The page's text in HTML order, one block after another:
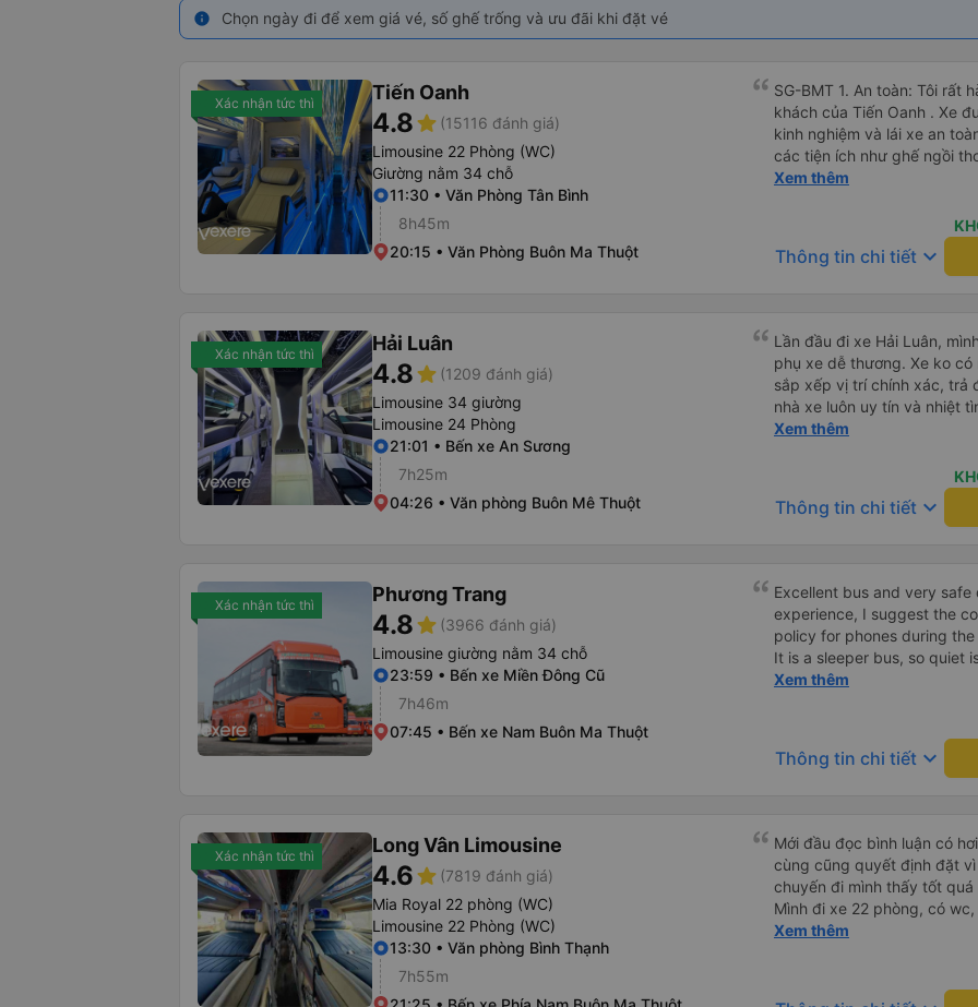
info Chọn ngày đi để xem giá vé, số ghế trống và ưu đãi khi đặt vé
Xác nhận tức thì Tiến Oanh
4.8star (15116 đánh giá)
Limousine 22 Phòng (WC)
Giường nằm 34 chỗ
11:30 • Văn Phòng Tân Bình
8h45m
20:15 • Văn Phòng Buôn Ma Thuột
SG-BMT 1. An toàn: Tôi rất hài lòng về chất lượng của xe
khách của Tiến Oanh . Xe
kinh nghiệm và lái xe an toàn. 2. Tiện nghi: cung cấp đầy
các tiện ích như ghế ngồi
độ cao và cổng sạc điện thoại di động. 3.
khách rất hợp lý và phù
cung cấp. 5. Thái độ phục vụ: Nhân viên và tài xế rất nhiệt
họ đáp ứng đầy đủ nhu
của họ trong tương lai nếu
Xem thêm
Thông tin chi tiết keyboard_arrow_down
Xác nhận tức thì Hải Luân
4.8star (1209 đánh giá)
Limousine 34 giường
Limousine 24 Phòng
21:01 • Bến xe An Sương
7h25m
04:26 • Văn phòng Buôn Mê Thuột
Lần đầu đi xe Hải Luân,
phụ xe dễ thương. Xe ko
sắp xếp vị trí chính xác, trả
nhà xe luôn uy tín và nhiệt
nữa
Xem thêm
Thông tin chi tiết keyboard_arrow_down
Xác nhận tức thì Phương Trang
4.8star (3966 đánh giá)
Limousine giường nằm 34 chỗ
23:59 • Bến xe Miền Đông Cũ
7h46m
07:45 • Bến xe Nam Buôn Ma Thuột
Excellent bus and very
experience, I suggest the
policy for phones during
It is a sleeper bus, so quiet
Wi-Fi password clearly
hơn, tôi góp ý nhà xe nên
lặng (tắt âm thanh điện
Tôi vẫn sẽ tiếp tục ủng hộ
Xem thêm
Thông tin chi tiết keyboard_arrow_down
Xác nhận tức thì Long Vân Limousine
4.6star (7819 đánh giá)
Mia Royal 22 phòng (WC)
Limousine 22 Phòng (WC)
13:30 • Văn phòng Bình Thạnh
7h55m
Mới đầu đọc bình luận có
cùng cũng quyết định đặt
chuyến đi mình thấy tốt
Mình đi xe 22 phòng, có
qua của mình như thế này:
chuyện rất dễ thương và
Xem thêm